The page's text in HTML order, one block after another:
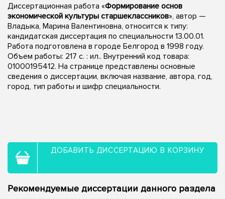
Диссертационная работа «Формирование основ
экономической культуры старшеклассников», автор —
Владыка, Марина Валентиновна, относится к типу:
кандидатская диссертация по специальности 13.00.01.
Работа подготовлена в городе Белгород в 1998 году.
Объем работы: 217 с. : ил.. Внутренний код товара:
01000195412. На странице представлены основные
сведения о диссертации, включая название, автора, год,
город, тип работы и шифр специальности.
ДОБАВИТЬ ДИССЕРТАЦИЮ В КОРЗИНУ
Рекомендуемые диссертации данного раздела